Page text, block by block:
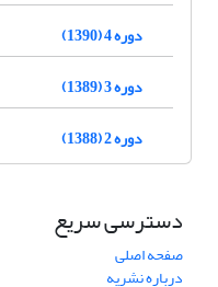
دوره 4 (1390)
دوره 3 (1389)
دوره 2 (1388)
دسترسی سریع
صفحه اصلی
درباره نشریه